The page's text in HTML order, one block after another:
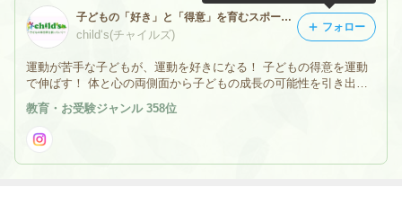
子どもの「好き」と「得意」を育むスポーツクラブchilds
child‘s(チャイルズ)
運動が苦手な子どもが、運動を好きになる！ 子どもの得意を運動
で伸ばす！ 体と心の両側面から子どもの成長の可能性を引き出し
ます！！ 公式HP→https://cde-childs.jp
フォロー
教育・お受験ジャンル 358位